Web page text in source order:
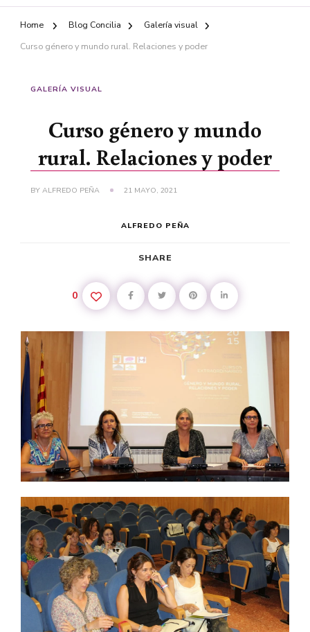
Home Blog Concilia
Galería visual
Curso género y mundo rural. Relaciones y poder
GALERÍA VISUAL
Curso género y mundo
rural. Relaciones y poder
BY ALFREDO PEÑA 21 MAYO, 2021
ALFREDO PEÑA
SHARE
0